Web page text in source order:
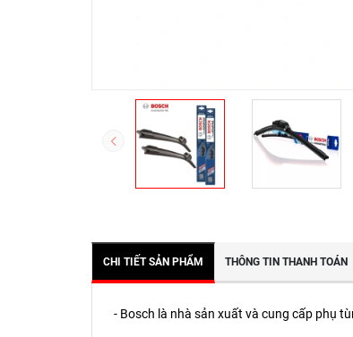
CHI TIẾT SẢN PHẨM THÔNG TIN THANH TOÁN
- Bosch là nhà sản xuất và cung cấp phụ